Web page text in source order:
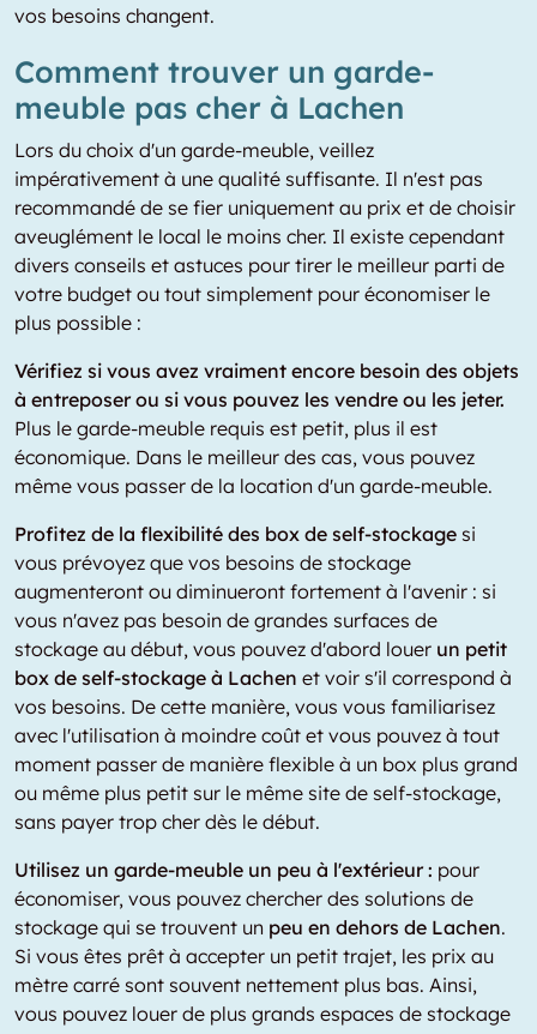
vos besoins changent.
Comment trouver un garde-
meuble pas cher à Lachen
Lors du choix d'un garde-meuble, veillez
impérativement à une qualité suffisante. Il n'est pas
recommandé de se fier uniquement au prix et de choisir
aveuglément le local le moins cher. Il existe cependant
divers conseils et astuces pour tirer le meilleur parti de
votre budget ou tout simplement pour économiser le
plus possible :
Vérifiez si vous avez vraiment encore besoin des objets
à entreposer ou si vous pouvez les vendre ou les jeter.
Plus le garde-meuble requis est petit, plus il est
économique. Dans le meilleur des cas, vous pouvez
même vous passer de la location d'un garde-meuble.
Profitez de la flexibilité des box de self-stockage si
vous prévoyez que vos besoins de stockage
augmenteront ou diminueront fortement à l'avenir : si
vous n'avez pas besoin de grandes surfaces de
stockage au début, vous pouvez d'abord louer un petit
box de self-stockage à Lachen et voir s'il correspond à
vos besoins. De cette manière, vous vous familiarisez
avec l'utilisation à moindre coût et vous pouvez à tout
moment passer de manière flexible à un box plus grand
ou même plus petit sur le même site de self-stockage,
sans payer trop cher dès le début.
Utilisez un garde-meuble un peu à l'extérieur : pour
économiser, vous pouvez chercher des solutions de
stockage qui se trouvent un peu en dehors de Lachen.
Si vous êtes prêt à accepter un petit trajet, les prix au
mètre carré sont souvent nettement plus bas. Ainsi,
vous pouvez louer de plus grands espaces de stockage